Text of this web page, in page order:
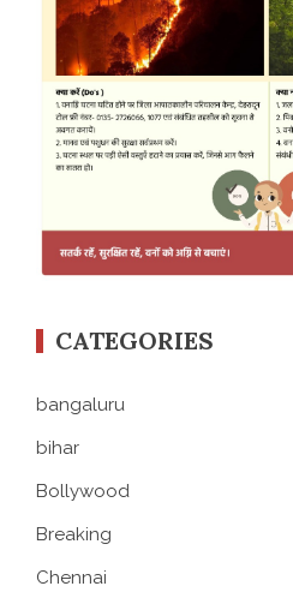
CATEGORIES
bangaluru
bihar
Bollywood
Breaking
Chennai